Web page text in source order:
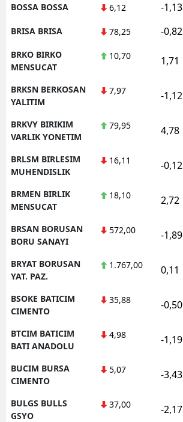
BOSSA BOSSA 6,12 -1,13
BRISA BRISA 78,25 -0,82
BRKO BIRKO
MENSUCAT
10,70 1,71
BRKSN BERKOSAN
YALITIM
7,97 -1,12
BRKVY BIRIKIM
VARLIK YONETIM
79,95 4,78
BRLSM BIRLESIM
MUHENDISLIK
16,11 -0,12
BRMEN BIRLIK
MENSUCAT
18,10 2,72
BRSAN BORUSAN
BORU SANAYI
572,00 -1,89
BRYAT BORUSAN
YAT. PAZ.
1.767,00 0,11
BSOKE BATICIM
CIMENTO
35,88 -0,50
BTCIM BATICIM
BATI ANADOLU
4,98 -1,19
BUCIM BURSA
CIMENTO
5,07 -3,43
BULGS BULLS
GSYO
37,00 -2,17